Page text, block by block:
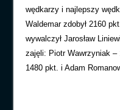
wędkarzy i najlepszy
Waldemar zdobył 2160
wywalczył Jarosław
zajęli: Piotr Wawrzyniak
1480 pkt. i Adam